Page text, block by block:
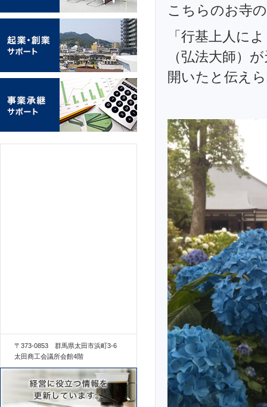
こちらのお寺
「行基上人に
（弘法大師）
開いたと伝え
〒373-0853 群馬県太田市浜町3-6
太田商工会議所会館4階